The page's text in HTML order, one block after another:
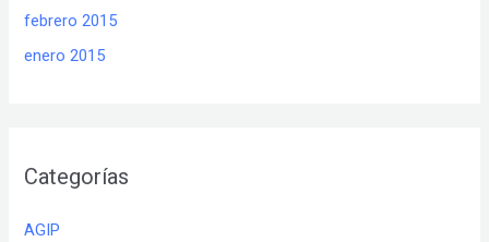
febrero 2015
enero 2015
Categorías
AGIP